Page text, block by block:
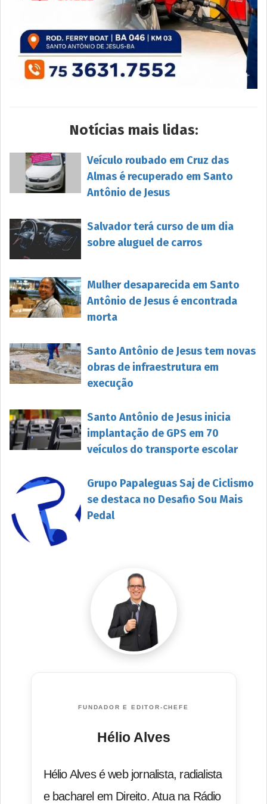
Notícias mais lidas:
Veículo roubado em Cruz das
Almas é recuperado em Santo
Antônio de Jesus
Salvador terá curso de um dia
sobre aluguel de carros
Mulher desaparecida em Santo
Antônio de Jesus é encontrada
morta
Santo Antônio de Jesus tem novas
obras de infraestrutura em
execução
Santo Antônio de Jesus inicia
implantação de GPS em 70
veículos do transporte escolar
Grupo Papaleguas Saj de Ciclismo
se destaca no Desafio Sou Mais
Pedal
FUNDADOR E EDITOR-CHEFE
Hélio Alves
Hélio Alves é web jornalista, radialista
e bacharel em Direito. Atua na Rádio